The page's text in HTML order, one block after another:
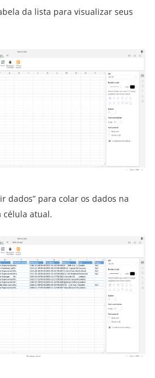
da lista para visualizar seus
dados” para colar os dados na
célula atual.